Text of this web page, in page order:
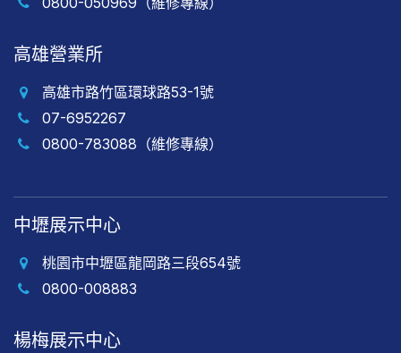
高雄營業所
高雄市路竹區環球路53-1號
07-6952267
0800-783088（維修專線）
中壢展示中心
桃園市中壢區龍岡路三段654號
0800-008883
楊梅展示中心